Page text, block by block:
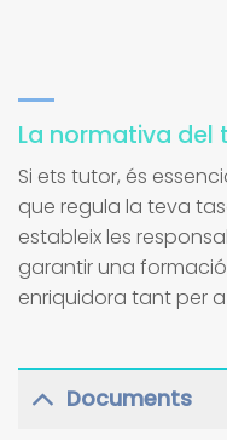
La normativa del
Si ets tutor, és
que regula la teva
estableix les
garantir una
enriquidora tant per
Documents